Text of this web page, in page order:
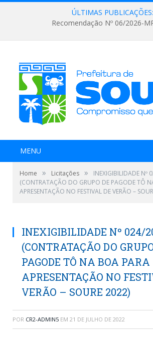
ÚLTIMAS PUBLICAÇÕES:
Recomendação Nº 06/2026-
MENU
Home » Licitações »
INEXIGIBILIDADE Nº
(CONTRATAÇÃO DO GRUPO DE PAGODE TÔ
APRESENTAÇÃO NO FESTIVAL DE VERÃO –
INEXIGIBILIDADE Nº 024/
(CONTRATAÇÃO DO
PAGODE TÔ NA BOA PARA
APRESENTAÇÃO NO
VERÃO – SOURE 2022)
POR CR2-ADMIN5 EM 21 DE JULHO DE 2022